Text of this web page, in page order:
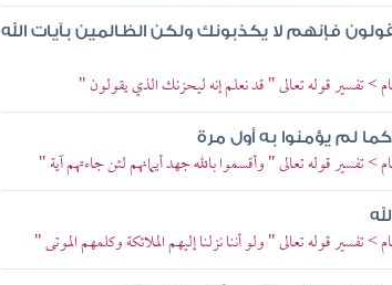
فإنهم لا يكذبونك ولكن الظالمين بآيات الله
> تفسير قوله تعالى " قد نعلم إنه ليحزنك الذي يقولون "
لم يؤمنوا به أول مرة
> تفسير قوله تعالى " وأقسموا بالله جهد أيمانهم لئن جاءتهم آية "
تفسير قوله تعالى " ولو أننا نزلنا إليهم الملائكة وكلمهم الموتى "